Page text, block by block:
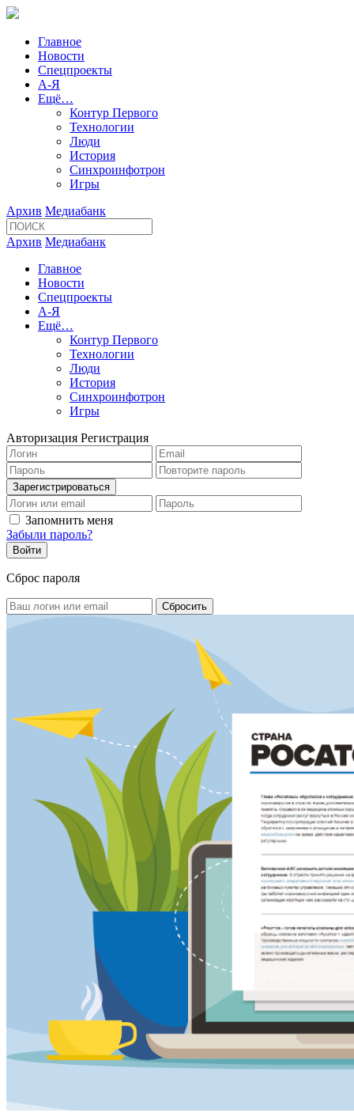
Главное
Новости
Спецпроекты
А-Я
Ещё…
Контур Первого
Технологии
Люди
История
Синхроинфотрон
Игры
Архив Медиабанк
Архив Медиабанк
Главное
Новости
Спецпроекты
А-Я
Ещё…
Контур Первого
Технологии
Люди
История
Синхроинфотрон
Игры
Авторизация Регистрация
Запомнить меня
Забыли пароль?
Сброс пароля